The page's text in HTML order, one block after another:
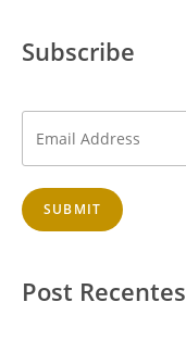
Subscribe
SUBMIT
Post Recentes